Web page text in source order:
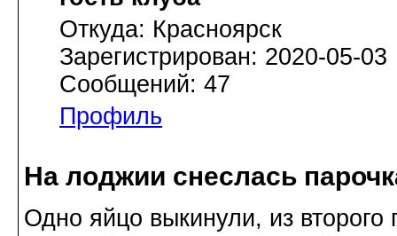
Откуда: Красноярск
Зарегистрирован: 2020-05-03
Сообщений: 47
Профиль
На лоджии снеслась
Одно яйцо выкинули, из